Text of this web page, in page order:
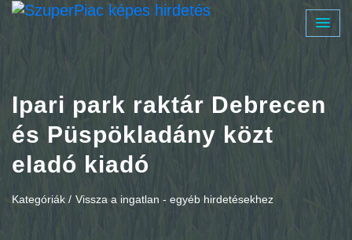
Ipari park raktár Debrecen
és Püspökladány közt
eladó kiadó
Kategóriák / Vissza a ingatlan - egyéb hirdetésekhez